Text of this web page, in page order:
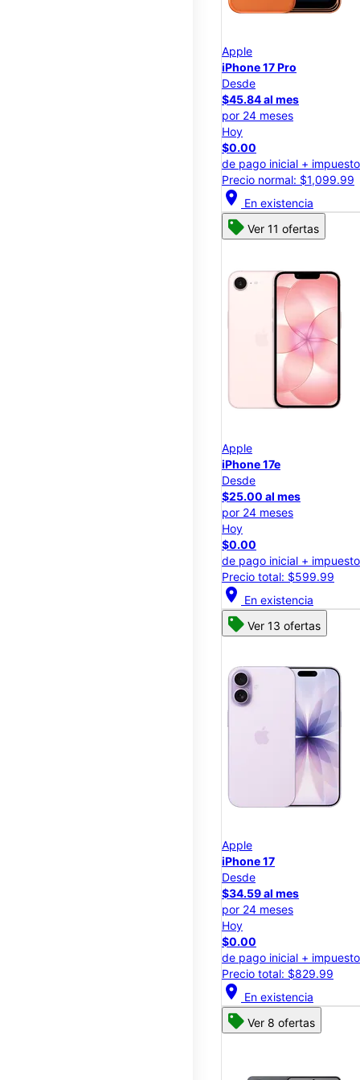
Apple
iPhone 17 Pro
Desde
$45.84 al mes
por 24 meses
Hoy
$0.00
de pago inicial +
Precio normal: $1,099.99
location_on En existencia
Ver 11 ofertas
Apple
iPhone 17e
Desde
$25.00 al mes
por 24 meses
Hoy
$0.00
de pago inicial +
Precio total: $599.99
location_on En existencia
Ver 13 ofertas
Apple
iPhone 17
Desde
$34.59 al mes
por 24 meses
Hoy
$0.00
de pago inicial +
Precio total: $829.99
location_on En existencia
Ver 8 ofertas